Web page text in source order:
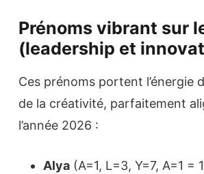
Prénoms vibrant sur
(leadership et
Ces prénoms portent l’énergie
de la créativité, parfaitement
l’année 2026 :
Alya (A=1, L=3, Y=7, A=1 =